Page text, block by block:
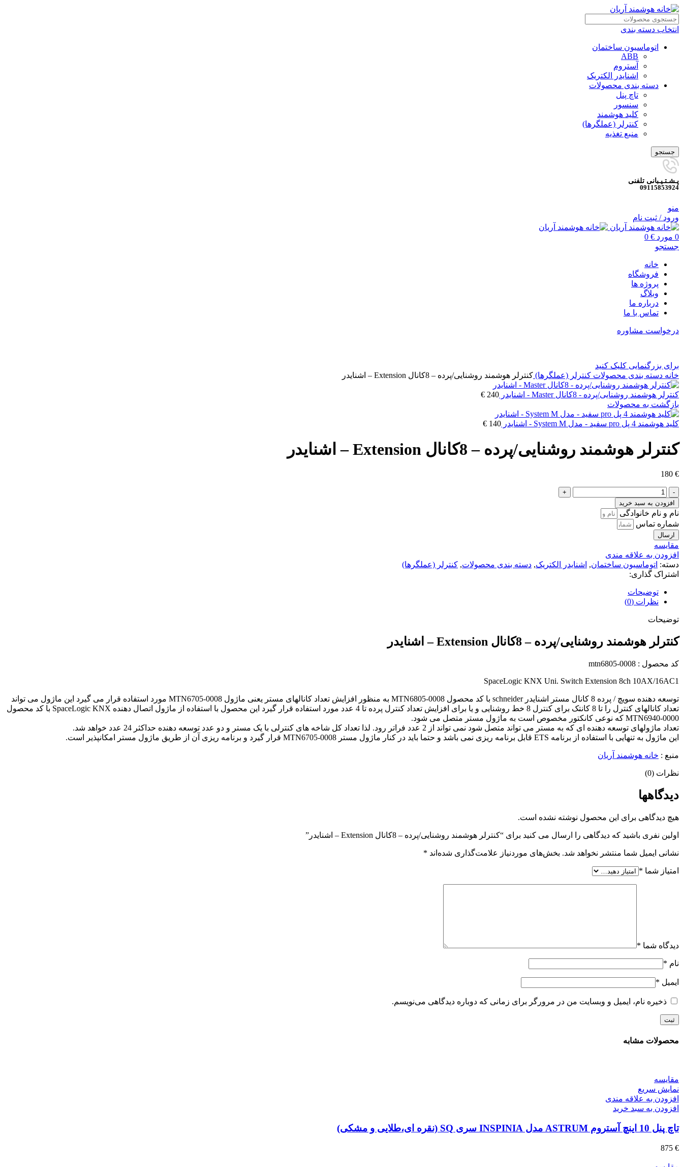
انتخاب دسته بندی
اتوماسیون ساختمان
ABB
آستروم
اشنایدر الکتریک
دسته بندی محصولات
تاچ پنل
سنسور
کلید هوشمند
کنترلر (عملگرها)
منبع تغذیه
جستجو
پـشـتـیـبانی تلفنی
09115853924
منو
ورود / ثبت نام
0 مورد 0 €
جستجو
خانه
فروشگاه
پروژه ها
وبلاگ
درباره ما
تماس با ما
درخواست مشاوره
برای بزرگنمایی کلیک کنید
خانه دسته بندی محصولات کنترلر (عملگرها) کنترلر هوشمند روشنایی/پرده – 8کانال Extension – اشنایدر
کنترلر هوشمند روشنایی/پرده - 8کانال Master - اشنایدر 240
€
بازگشت به محصولات
کلید هوشمند 4 پل pro سفید - مدل System M - اشنایدر 140
€
کنترلر هوشمند روشنایی/پرده – 8کانال Extension – اشنایدر
180 €
کنترلر
هوشمند
روشنایی/
پرده
-
8کانال
Extension
-
اشنایدر
عدد
افزودن به سبد خرید
نام و نام خانوادگی
شماره تماس
ارسال
مقايسه
افزودن به علاقه مندی
دسته: اتوماسیون ساختمان, اشنایدر الکتریک, دسته بندی محصولات, کنترلر (عملگرها)
اشتراک گذاری:
توضیحات
نظرات (0)
توضیحات
کنترلر هوشمند روشنایی/پرده – 8کانال Extension – اشنایدر
کد محصول : mtn6805-0008
SpaceLogic KNX Uni. Switch Extension 8ch 10AX/16AC1
توسعه دهنده سویچ / پرده 8 کانال مستر اشنایدر schneider با کد محصول MTN6805-0008 به منظور افزایش تعداد کانالهای مستر یعنی ماژول MTN6705-0008 مورد استفاده قرار می گیرد این ماژول می تواند
تعداد کانالهای کنترل را تا 8 کانتک برای کنترل 8 خط روشنایی و یا برای افزایش تعداد کنترل پرده تا 4 عدد مورد استفاده قرار گیرد این محصول با استفاده از ماژول اتصال دهنده SpaceLogic KNX با کد محصول
MTN6940-0000 که نوعی کانکتور مخصوص است به ماژول مستر متصل می شود.
تعداد ماژولهای توسعه دهنده ای که به مستر می تواند متصل شود نمی تواند از 2 عدد فراتر رود. لذا تعداد کل شاخه های کنترلی با یک مستر و دو عدد توسعه دهنده حداکثر 24 عدد خواهد شد.
این ماژول به تنهایی با استفاده از برنامه ETS قابل برنامه ریزی نمی باشد و حتما باید در کنار ماژول مستر MTN6705-0008 قرار گیرد و برنامه ریزی آن از طریق ماژول مستر امکانپذیر است.
منبع : خانه هوشمند آریان
نظرات (0)
دیدگاهها
هیچ دیدگاهی برای این محصول نوشته نشده است.
اولین نفری باشید که دیدگاهی را ارسال می کنید برای “کنترلر هوشمند روشنایی/پرده – 8کانال Extension – اشنایدر”
نشانی ایمیل شما منتشر نخواهد شد. بخش‌های موردنیاز علامت‌گذاری شده‌اند *
امتیاز شما *
دیدگاه شما *
نام *
ایمیل *
ذخیره نام، ایمیل و وبسایت من در مرورگر برای زمانی که دوباره دیدگاهی می‌نویسم.
محصولات مشابه
مقايسه
نمایش سریع
افزودن به علاقه مندی
افزودن به سبد خرید
تاچ پنل 10 اینچ آستروم ASTRUM مدل INSPINIA سری SQ (نقره ای،طلایی و مشکی)
875 €